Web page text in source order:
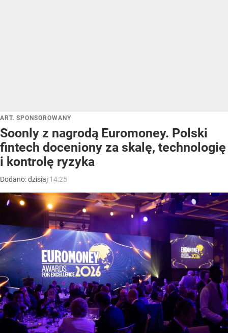
ART. SPONSOROWANY
Soonly z nagrodą Euromoney. Polski
fintech doceniony za skalę, technologię
i kontrolę ryzyka
Dodano:dzisiaj 14:25